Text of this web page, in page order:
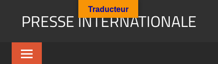
PRESSE INTERNATIONALE
Presse
Internationale
Traducteur